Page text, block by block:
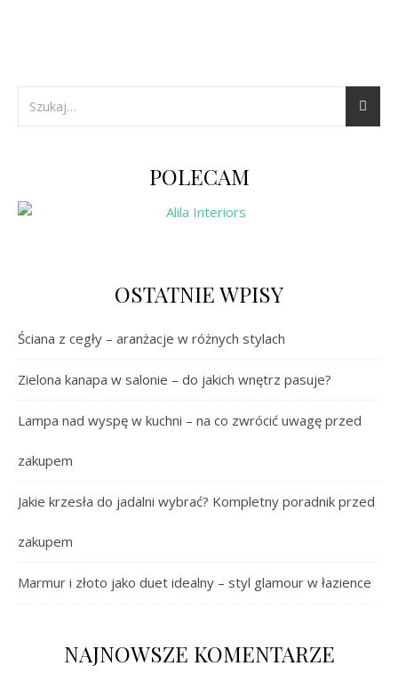
POLECAM
OSTATNIE WPISY
Ściana z cegły – aranżacje w różnych stylach
Zielona kanapa w salonie – do jakich wnętrz pasuje?
Lampa nad wyspę w kuchni – na co zwrócić uwagę przed
zakupem
Jakie krzesła do jadalni wybrać? Kompletny poradnik przed
zakupem
Marmur i złoto jako duet idealny – styl glamour w łazience
NAJNOWSZE KOMENTARZE